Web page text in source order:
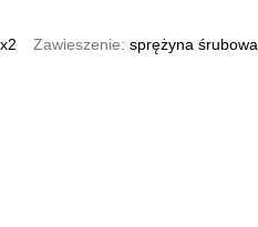
Zawieszenie sprężyna śrubowa